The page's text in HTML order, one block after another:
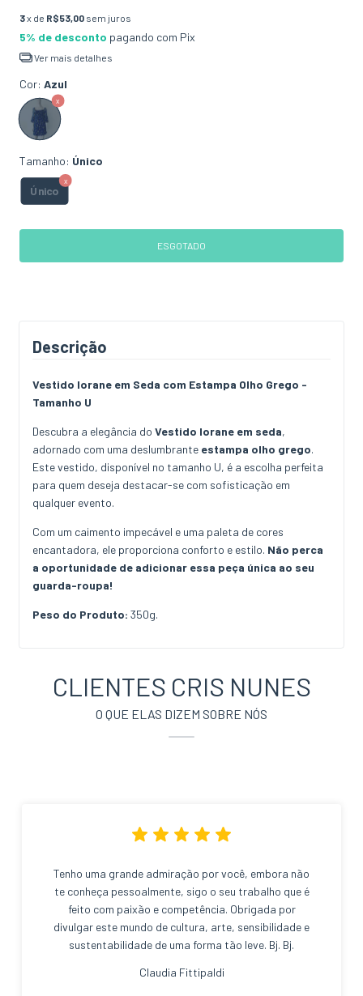
3x de R$53,00 sem juros
5% de desconto pagando com Pix
Ver mais detalhes
Cor: Azul
Tamanho: Único
Único
Descrição
Vestido Iorane em Seda com Estampa Olho Grego -
Tamanho U
Descubra a elegância do Vestido Iorane em seda,
adornado com uma deslumbrante estampa olho grego.
Este vestido, disponível no tamanho U, é a escolha perfeita
para quem deseja destacar-se com sofisticação em
qualquer evento.
Com um caimento impecável e uma paleta de cores
encantadora, ele proporciona conforto e estilo. Não perca
a oportunidade de adicionar essa peça única ao seu
guarda-roupa!
Peso do Produto: 350g.
CLIENTES CRIS NUNES
O QUE ELAS DIZEM SOBRE NÓS
Tenho uma grande admiração por você, embora não
te conheça pessoalmente, sigo o seu trabalho que é
feito com paixão e competência. Obrigada por
divulgar este mundo de cultura, arte, sensibilidade e
sustentabilidade de uma forma tão leve. Bj. Bj.
Claudia Fittipaldi